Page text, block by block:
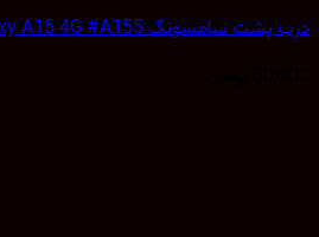
درب پشت سامسونگ Samsung Galaxy A15 4G #A155